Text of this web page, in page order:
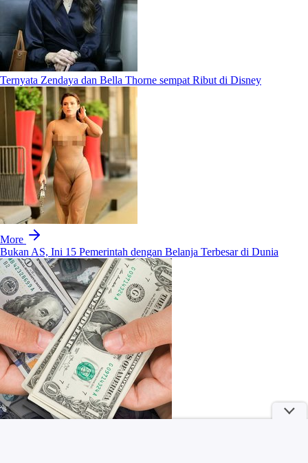
Ternyata Zendaya dan Bella Thorne sempat Ribut di Disney
More
Bukan AS, Ini 15 Pemerintah dengan Belanja Terbesar di Dunia